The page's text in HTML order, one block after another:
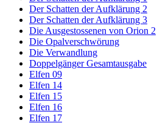
Der Schatten der Aufklärung 2
Der Schatten der Aufklärung 3
Die Ausgestossenen von Orion 2
Die Opalverschwörung
Die Verwandlung
Doppelgänger Gesamtausgabe
Elfen 09
Elfen 14
Elfen 15
Elfen 16
Elfen 17